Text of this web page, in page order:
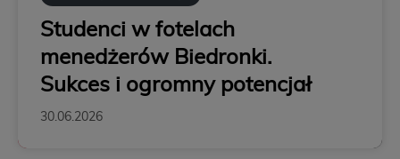
Studenci w fotelach
menedżerów Biedronki.
Sukces i ogromny potencjał
30.06.2026